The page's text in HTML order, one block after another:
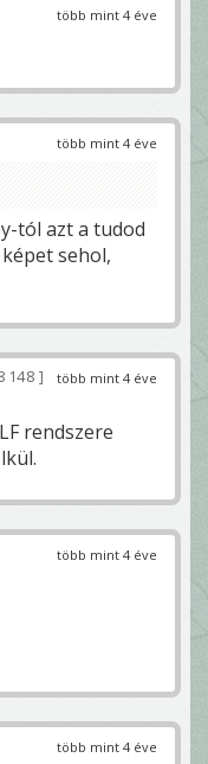
több mint 4 éve
több mint 4 éve
tól azt a tudod
sehol,
több mint 4 éve
148
rendszere
több mint 4 éve
több mint 4 éve